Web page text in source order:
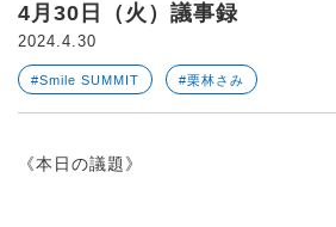
4月30日（火）議事録
2024.4.30
#Smile SUMMIT #栗林さみ
《本日の議題》